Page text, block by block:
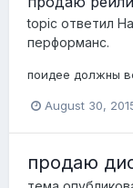
topic ответил
перформанс.
поидее должны
August 30,
продаю